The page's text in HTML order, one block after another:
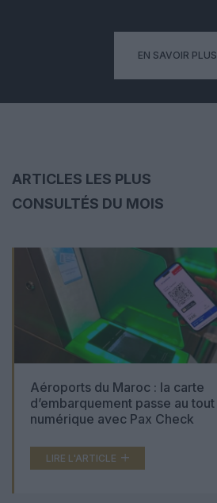
EN SAVOIR PLUS
ARTICLES LES PLUS
CONSULTÉS DU MOIS
Aéroports du Maroc : la carte
d’embarquement passe au tout
numérique avec Pax Check
LIRE L'ARTICLE